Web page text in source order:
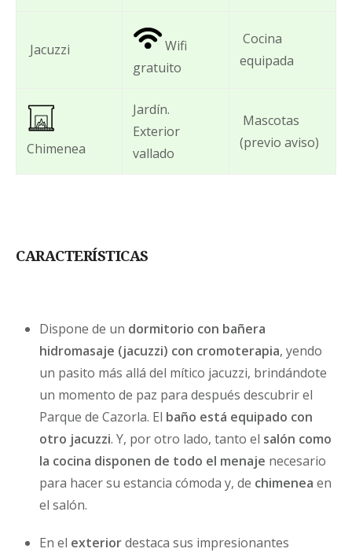
Jacuzzi
Wifi
gratuito
Cocina
equipada
Chimenea
Jardín.
Exterior
vallado
Mascotas
(previo aviso)
CARACTERÍSTICAS
Dispone de un dormitorio con bañera
hidromasaje (jacuzzi) con cromoterapia, yendo
un pasito más allá del mítico jacuzzi, brindándote
un momento de paz para después descubrir el
Parque de Cazorla. El baño está equipado con
otro jacuzzi. Y, por otro lado, tanto el salón como
la cocina disponen de todo el menaje necesario
para hacer su estancia cómoda y, de chimenea en
el salón.
En el exteriordestaca sus impresionantes